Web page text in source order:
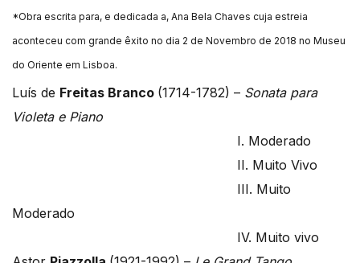
*Obra escrita para, e dedicada a, Ana Bela Chaves cuja estreia
aconteceu com grande êxito no dia 2 de Novembro de 2018 no Museu
do Oriente em Lisboa.
Luís de Freitas Branco (1714-1782) – Sonata para
Violeta e Piano
I. Moderado
II. Muito Vivo
III. Muito
Moderado
IV. Muito vivo